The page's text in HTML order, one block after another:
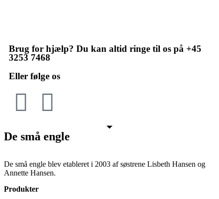
Brug for hjælp? Du kan altid ringe til os på +45
3253 7468
Eller følge os
De små engle
De små engle blev etableret i 2003 af søstrene Lisbeth Hansen og
Annette Hansen.
Produkter